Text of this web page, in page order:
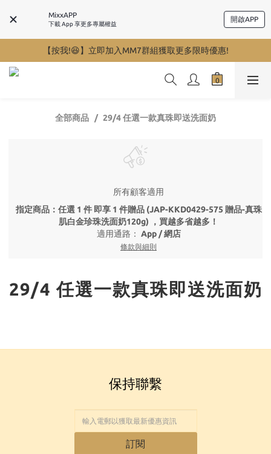
MixxAPP
下載 App 享更多專屬權益
開啟APP
【按我!😆】立即加入MM7群組獲取更多限時優惠!
全部商品 29/4 任選一款真珠即送洗面奶
所有顧客適用
指定商品：任選 1 件 即享 1 件贈品 (JAP-KKD0429-575 贈品-真珠
肌白金珍珠洗面奶120g) ，買越多省越多！
適用通路： App / 網店
條款與細則
29/4 任選一款真珠即送洗面奶
保持聯繫
訂閱